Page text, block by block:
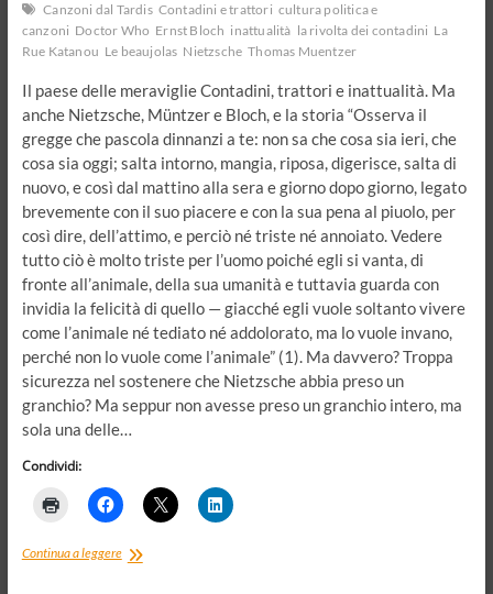
Canzoni dal Tardis Contadini e trattori cultura politica e
canzoni Doctor Who Ernst Bloch inattualità la rivolta dei contadini La
Rue Katanou Le beaujolas Nietzsche Thomas Muentzer
Il paese delle meraviglie Contadini, trattori e inattualità. Ma
anche Nietzsche, Müntzer e Bloch, e la storia “Osserva il
gregge che pascola dinnanzi a te: non sa che cosa sia ieri, che
cosa sia oggi; salta intorno, mangia, riposa, digerisce, salta di
nuovo, e così dal mattino alla sera e giorno dopo giorno, legato
brevemente con il suo piacere e con la sua pena al piuolo, per
così dire, dell’attimo, e perciò né triste né annoiato. Vedere
tutto ciò è molto triste per l’uomo poiché egli si vanta, di
fronte all’animale, della sua umanità e tuttavia guarda con
invidia la felicità di quello — giacché egli vuole soltanto vivere
come l’animale né tediato né addolorato, ma lo vuole invano,
perché non lo vuole come l’animale” (1). Ma davvero? Troppa
sicurezza nel sostenere che Nietzsche abbia preso un
granchio? Ma seppur non avesse preso un granchio intero, ma
sola una delle…
Condividi:
Continua a leggereContadini,